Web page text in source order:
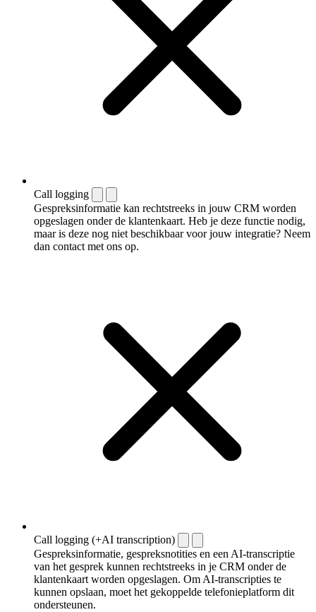
Call logging
Gespreksinformatie kan rechtstreeks in jouw CRM worden
opgeslagen onder de klantenkaart. Heb je deze functie nodig,
maar is deze nog niet beschikbaar voor jouw integratie? Neem
dan contact met ons op.
Call logging (+AI transcription)
Gespreksinformatie, gespreksnotities en een AI-transcriptie
van het gesprek kunnen rechtstreeks in je CRM onder de
klantenkaart worden opgeslagen. Om AI-transcripties te
kunnen opslaan, moet het gekoppelde telefonieplatform dit
ondersteunen.